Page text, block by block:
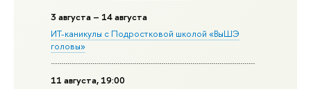
3 августа – 14 августа
ИТ-каникулы с Подростковой школой «ВыШЭ
головы»
11 августа, 19:00